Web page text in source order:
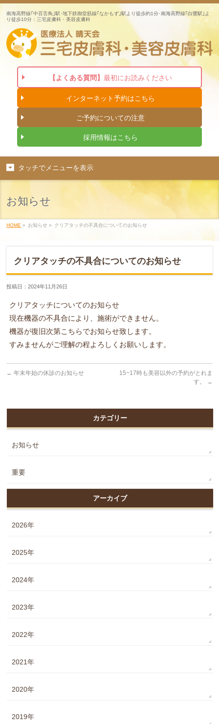
南海高野線｢中百舌鳥｣駅･地下鉄御堂筋線｢なかもず｣駅より徒歩約1分･南海高野線｢白鷺駅｣よ
り徒歩10分：三宅皮膚科・美容皮膚科
【よくある質問】最初にお読みください
インターネット予約はこちら
ご予約についての注意
採用情報はこちら
タッチでメニューを表示
お知らせ
HOME » お知らせ » クリアタッチの不具合についてのお知らせ
クリアタッチの不具合についてのお知らせ
投稿日：2024年11月26日
クリアタッチについてのお知らせ
現在機器の不具合により、施術ができません。
機器が復旧次第こちらでお知らせ致します。
すみませんがご理解の程よろしくお願いします。
← 年末年始の休診のお知らせ
15~17時も美容以外の予約がとれま
す。
→
カテゴリー
お知らせ
重要
アーカイブ
2026年
2025年
2024年
2023年
2022年
2021年
2020年
2019年